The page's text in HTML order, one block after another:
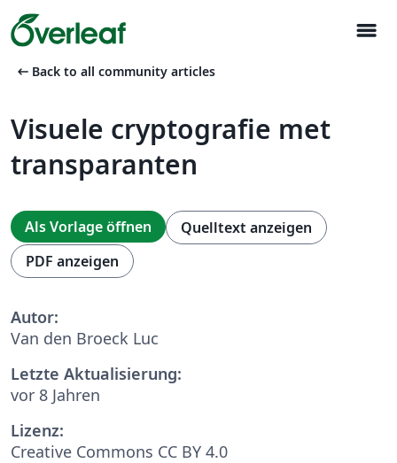
menu
arrow_left_alt Back to all community articles
Visuele cryptografie met
transparanten
Als Vorlage öffnen
Quelltext anzeigen
PDF anzeigen
Autor:
Van den Broeck Luc
Letzte Aktualisierung:
vor 8 Jahren
Lizenz:
Creative Commons CC BY 4.0